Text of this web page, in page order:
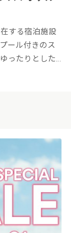
する宿泊施設
ール付きのス
ったりとした